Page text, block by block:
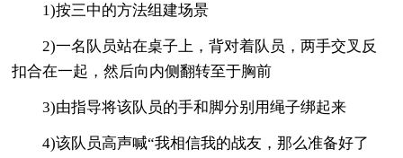
1)按三中的方法组建场景
2)一名队员站在桌子上，背对着队员，两手交叉反
扣合在一起，然后向内侧翻转至于胸前
3)由指导将该队员的手和脚分别用绳子绑起来
4)该队员高声喊“我相信我的战友，那么准备好了